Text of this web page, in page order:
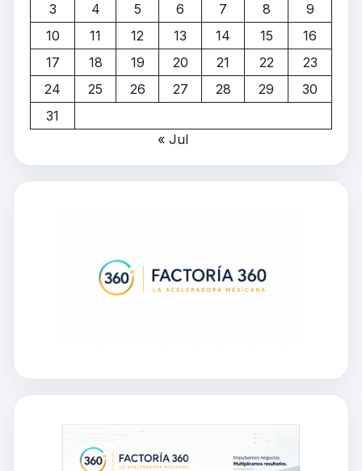
3
4 5 6 7 8
9
10
11 12 13 14 15
16
17
18 19 20 21 22
23
24
25 26 27 28 29
30
31
« Jul